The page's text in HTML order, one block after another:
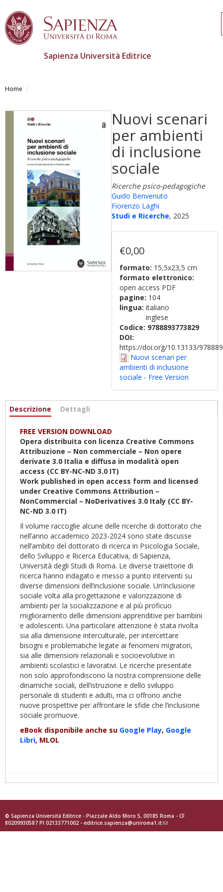
contenuto
Sapienza Università Editrice
Home
Nuovi scenari
per ambienti
di inclusione
sociale
Ricerche psico-pedagogiche
Guido Benvenuto
Fiorenzo Laghi
Studi e Ricerche, 2025
€0,00
formato: 15,5x23,5 cm
formato elettronico:
open access PDF
pagine: 104
lingua: italiano
inglese
Codice: 9788893773829
DOI:
https://doi.org/10.13133/
Nuovi scenari per
ambienti di inclusione
sociale - Free Version
Informazioni
Descrizione (scheda
Dettagli
FREE VERSION DOWNLOAD
Opera distribuita con licenza Creative Commons
Attribuzione – Non commerciale – Non opere
derivate 3.0 Italia e diffusa in modalità open
access (CC BY-NC-ND 3.0 IT)
Work published in open access form and licensed
under Creative Commons Attribution –
NonCommercial – NoDerivatives 3.0 Italy (CC BY-
NC-ND 3.0 IT)
Il volume raccoglie alcune delle ricerche di dottorato che
nell’anno accademico 2023-2024 sono state discusse
nell’ambito del dottorato di ricerca in Psicologia Sociale,
dello Sviluppo e Ricerca Educativa, di Sapienza,
Università degli Studi di Roma. Le diverse traiettorie di
ricerca hanno indagato e messo a punto interventi su
diverse dimensioni dell’inclusione sociale. Un’inclusione
sociale volta alla progettazione e valorizzazione di
ambienti per la socializzazione e al più proficuo
miglioramento delle dimensioni apprenditive per bambini
e adolescenti. Una particolare attenzione è stata rivolta
sia alla dimensione interculturale, per intercettare
bisogni e problematiche legate ai fenomeni migratori,
sia alle dimensioni relazionali e socioevolutive in
ambienti scolastici e lavorativi. Le ricerche presentate
non solo approfondiscono la nostra comprensione delle
dinamiche sociali, dell’istruzione e dello sviluppo
personale di studenti e adulti, ma ci offrono anche
nuove prospettive per affrontare le sfide che l’inclusione
sociale promuove.
eBook disponibile anche su Google Play, Google
Libri, MLOL
© Sapienza Università Editrice - Piazzale Aldo Moro 5, 00185 Roma - CF
80209930587 PI 02133771002 - editrice.sapienza@uniroma1.it(link
sends